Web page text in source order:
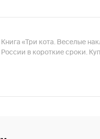
Книга «Три кота. Веселые
России в короткие сроки.